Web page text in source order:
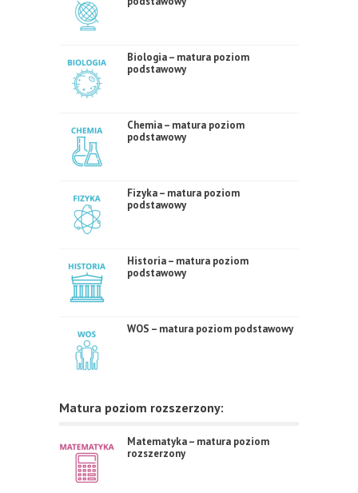
Biologia – matura poziom
podstawowy
Chemia – matura poziom
podstawowy
Fizyka – matura poziom
podstawowy
Historia – matura poziom
podstawowy
WOS – matura poziom podstawowy
Matura poziom rozszerzony:
Matematyka – matura poziom
rozszerzony